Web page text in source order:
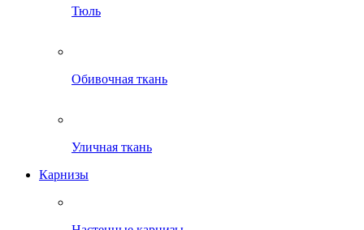
Тюль
Обивочная ткань
Уличная ткань
Карнизы